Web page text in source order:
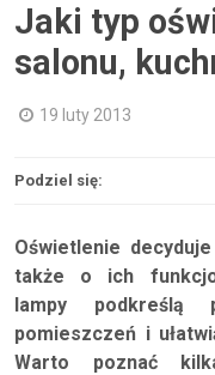
Jaki typ
salonu,
19 luty 2013
Podziel się:
Oświetlenie
także o ich
lampy podkreślą
pomieszczeń i
Warto poznać